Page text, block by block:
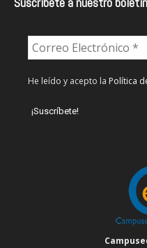
He leído y acepto la Política